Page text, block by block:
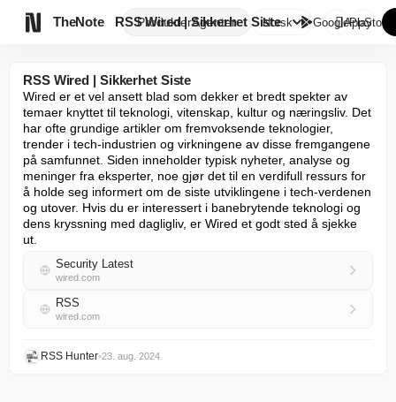
TheNote ProdukterAgenter
RSS Wired | Sikkerhet Siste
Norsk GooglePlay
AppStore
RSS Wired | Sikkerhet Siste
Wired er et vel ansett blad som dekker et bredt spekter av
temaer knyttet til teknologi, vitenskap, kultur og næringsliv. Det
har ofte grundige artikler om fremvoksende teknologier,
trender i tech-industrien og virkningene av disse fremgangene
på samfunnet. Siden inneholder typisk nyheter, analyse og
meninger fra eksperter, noe gjør det til en verdifull ressurs for
å holde seg informert om de siste utviklingene i tech-verdenen
og utover. Hvis du er interessert i banebrytende teknologi og
dens kryssning med dagligliv, er Wired et godt sted å sjekke
ut.
Security Latest
wired.com
RSS
wired.com
RSS Hunter•23. aug. 2024